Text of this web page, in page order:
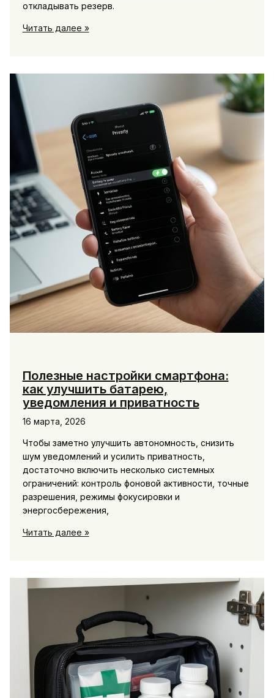
откладывать резерв.
Как
простой
бюджет,
категории
трат
финансовая
подушка
Читать далее »
Полезные настройки смартфона:
как улучшить батарею,
уведомления и приватность
16 марта, 2026
Чтобы заметно улучшить автономность, снизить
шум уведомлений и усилить приватность,
достаточно включить несколько системных
ограничений: контроль фоновой активности, точные
разрешения, режимы фокусировки и
энергосбережения,
Полезные
улучшить
Читать далее »